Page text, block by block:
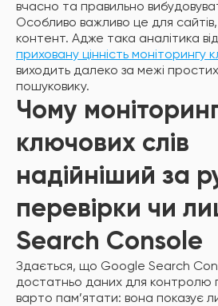
вчасно та правильно
Особливо важливо це для
контент. Адже така аналітика
приховану цінність моніторингу
виходить далеко за межі простих
пошуковику.
Чому
ключових слів
надійніший за
перевірки чи
Search Console
Здається, що Google Search
достатньо даних для контролю
варто пам’ятати: вона показує